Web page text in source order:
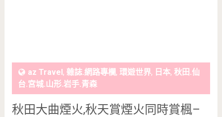
az Travel, 雜誌.網路專欄, 環遊世界, 日本, 秋田.仙
台.宮城.山形.岩手.青森
秋田大曲煙火,秋天賞煙火同時賞楓–